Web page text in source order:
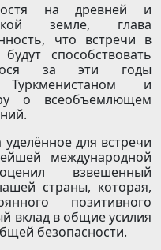
на древней и
земле, глава
что встречи в
способствовать
за эти годы
и
о всеобъемлющем
для встречи
международной
взвешенный
страны, которая,
позитивного
вклад в общие усилия
безопасности.